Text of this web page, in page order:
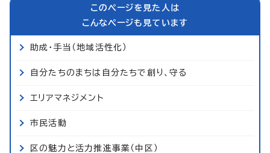
このページを見た人は
こんなページも見ています
助成・手当（地域活性化）
自分たちのまちは自分たちで創り、守る
エリアマネジメント
市民活動
区の魅力と活力推進事業（中区）